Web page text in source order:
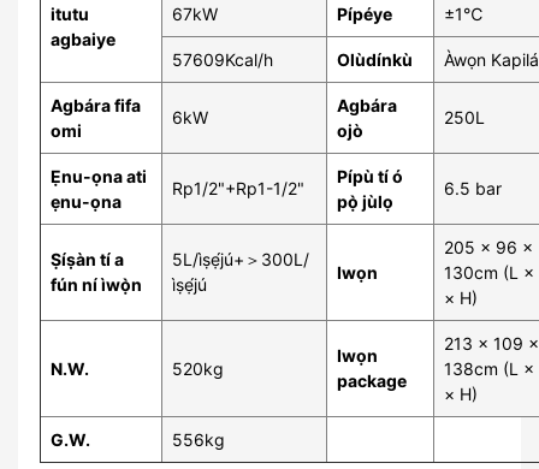
itutu
agbaiye
67kW Pípéye ±1℃
57609Kcal/h Olùdínkù Àwọn
Agbára fifa
omi
6kW
Agbára
ojò
250L
Ẹnu-ọna ati
ẹnu-ọna
Rp1/2"+Rp1-1/2"
Pípù tí ó
pọ̀ jùlọ
6.5 bar
Ṣíṣàn tí a
fún ní ìwọ̀n
5L/ìṣẹ́jú+＞300L/
ìṣẹ́jú
Iwọn
205 × 96 ×
130cm (L ×
× H)
N.W. 520kg
Iwọn
package
213 × 109 ×
138cm (L ×
× H)
G.W. 556kg